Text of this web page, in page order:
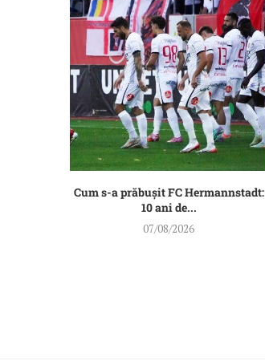
Cum s-a prăbușit FC Hermannstadt:
10 ani de...
07/08/2026